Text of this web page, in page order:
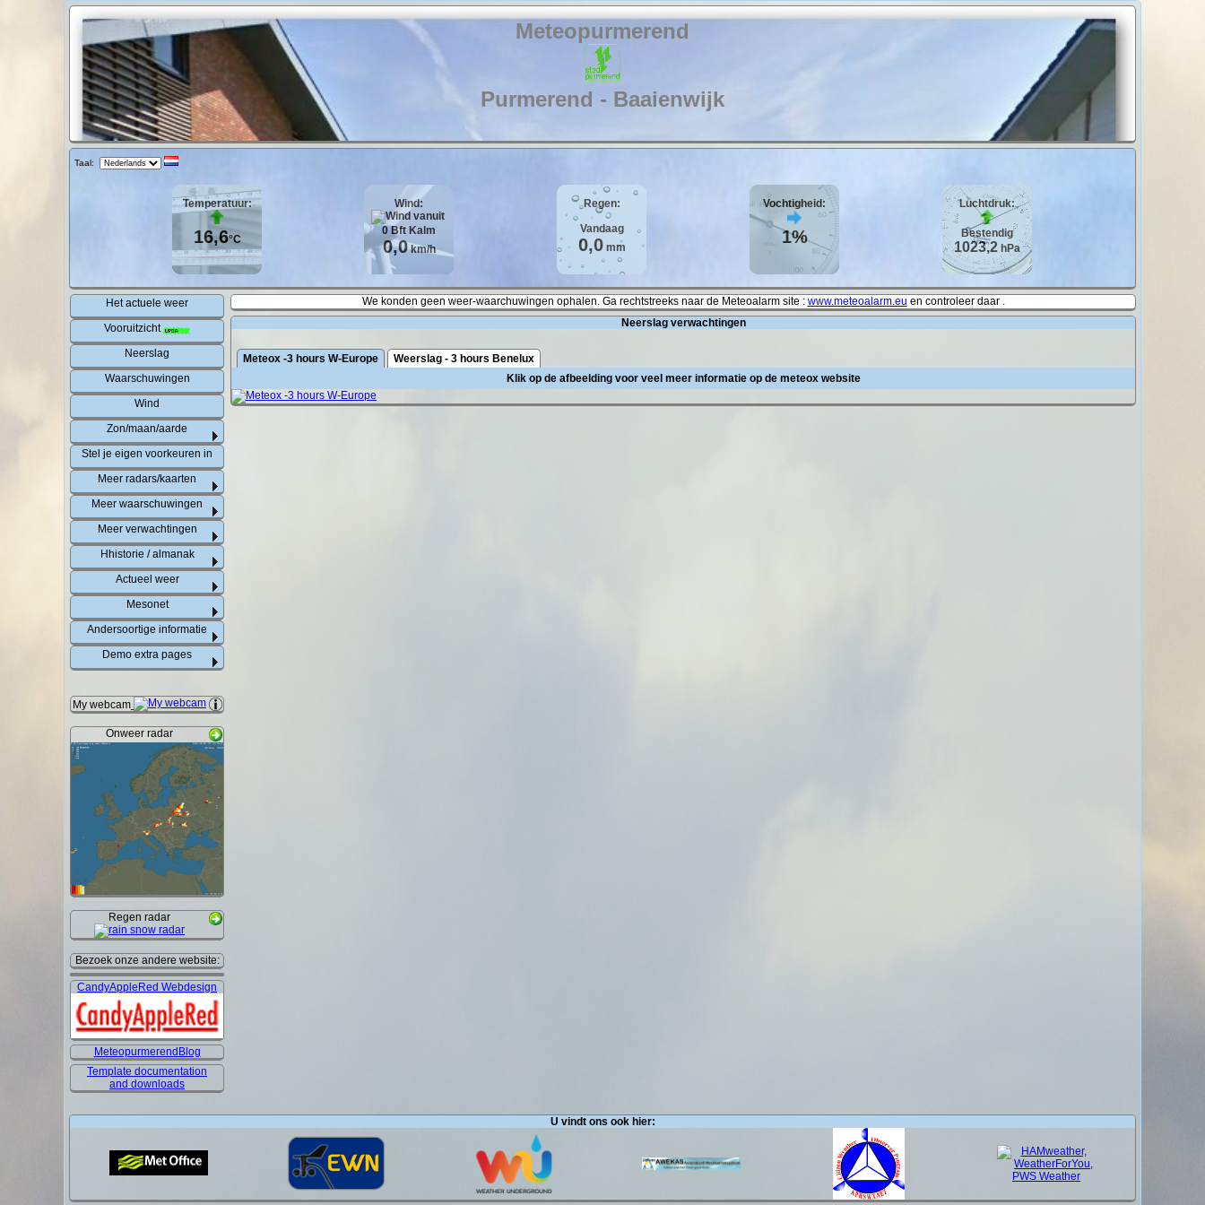
Meteopurmerend
Purmerend - Baaienwijk
Taal:
Temperatuur:
16,6°C
Wind:
0 Bft Kalm
0,0km/h
Regen:
Vandaag
0,0mm
Vochtigheid:
1%
Luchtdruk:
Bestendig
1023,2 hPa
Het actuele weer
Vooruitzicht
Neerslag
Waarschuwingen
Wind
Zon/maan/aarde
Stel je eigen voorkeuren in
Meer radars/kaarten
Meer waarschuwingen
Meer verwachtingen
Hhistorie / almanak
Actueel weer
Mesonet
Andersoortige informatie
Demo extra pages
My webcam
Onweer radar
Regen radar
Bezoek onze andere website:
CandyAppleRed Webdesign
MeteopurmerendBlog
Template documentation
and downloads
We konden geen weer-waarchuwingen ophalen. Ga rechtstreeks naar de Meteoalarm site : www.meteoalarm.eu en controleer daar .
Neerslag verwachtingen
Meteox -3 hours W-Europe
Weerslag - 3 hours Benelux
Klik op de afbeelding voor veel meer informatie op de meteox website
U vindt ons ook hier: